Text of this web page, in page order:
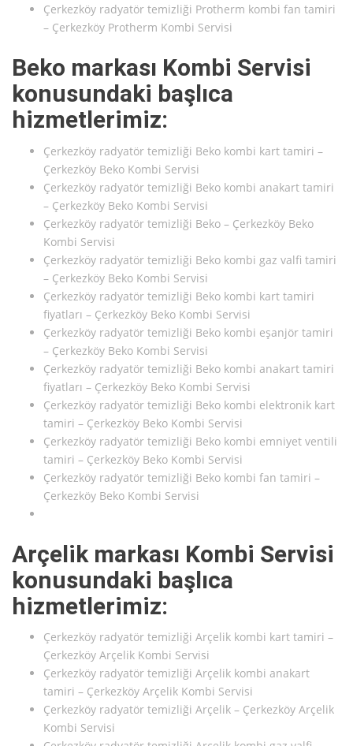
Çerkezköy radyatör temizliği Protherm kombi fan tamiri
– Çerkezköy Protherm Kombi Servisi
Beko markası Kombi Servisi
konusundaki başlıca
hizmetlerimiz:
Çerkezköy radyatör temizliği Beko kombi kart tamiri –
Çerkezköy Beko Kombi Servisi
Çerkezköy radyatör temizliği Beko kombi anakart tamiri
– Çerkezköy Beko Kombi Servisi
Çerkezköy radyatör temizliği Beko – Çerkezköy Beko
Kombi Servisi
Çerkezköy radyatör temizliği Beko kombi gaz valfi tamiri
– Çerkezköy Beko Kombi Servisi
Çerkezköy radyatör temizliği Beko kombi kart tamiri
fiyatları – Çerkezköy Beko Kombi Servisi
Çerkezköy radyatör temizliği Beko kombi eşanjör tamiri
– Çerkezköy Beko Kombi Servisi
Çerkezköy radyatör temizliği Beko kombi anakart tamiri
fiyatları – Çerkezköy Beko Kombi Servisi
Çerkezköy radyatör temizliği Beko kombi elektronik kart
tamiri – Çerkezköy Beko Kombi Servisi
Çerkezköy radyatör temizliği Beko kombi emniyet ventili
tamiri – Çerkezköy Beko Kombi Servisi
Çerkezköy radyatör temizliği Beko kombi fan tamiri –
Çerkezköy Beko Kombi Servisi
Arçelik markası Kombi Servisi
konusundaki başlıca
hizmetlerimiz:
Çerkezköy radyatör temizliği Arçelik kombi kart tamiri –
Çerkezköy Arçelik Kombi Servisi
Çerkezköy radyatör temizliği Arçelik kombi anakart
tamiri – Çerkezköy Arçelik Kombi Servisi
Çerkezköy radyatör temizliği Arçelik – Çerkezköy Arçelik
Kombi Servisi